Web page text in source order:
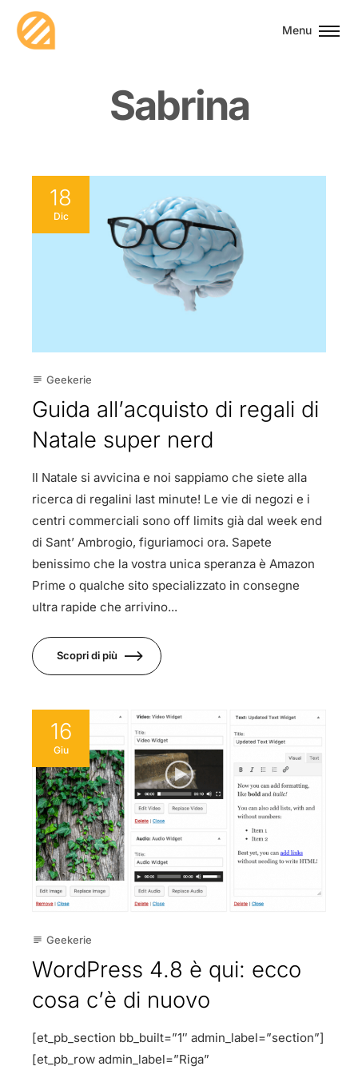
Menu
Sabrina
18
Dic
subject Geekerie
Guida all’acquisto di regali di
Natale super nerd
Il Natale si avvicina e noi sappiamo che siete alla
ricerca di regalini last minute! Le vie di negozi e i
centri commerciali sono off limits già dal week end
di Sant’ Ambrogio, figuriamoci ora. Sapete
benissimo che la vostra unica speranza è Amazon
Prime o qualche sito specializzato in consegne
ultra rapide che arrivino...
Scopri di più
16
Giu
subject Geekerie
WordPress 4.8 è qui: ecco
cosa c’è di nuovo
[et_pb_section bb_built=”1″ admin_label=”section”]
[et_pb_row admin_label=”Riga”